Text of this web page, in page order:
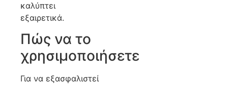
καλύπτει
εξαιρετικά.
Πώς να το
χρησιμοποιήσετε
Για να εξασφαλιστεί